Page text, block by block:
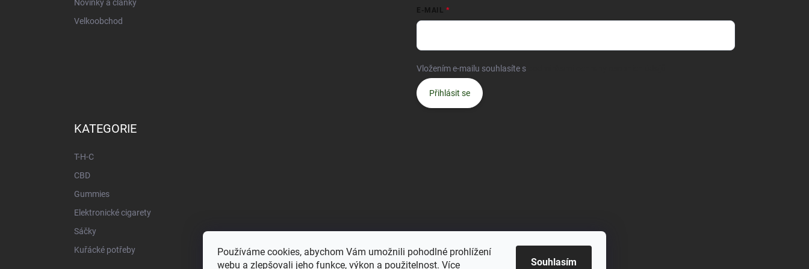
Používáme cookies, abychom Vám umožnili pohodlné prohlížení
webu a zlepšovali jeho funkce, výkon a použitelnost. Více Souhlasím
Novinky a články
Velkoobchod
E-MAIL
Vložením e-mailu souhlasíte s
Přihlásit se
KATEGORIE
T-H-C
CBD
Gummies
Elektronické cigarety
Sáčky
Kuřácké potřeby